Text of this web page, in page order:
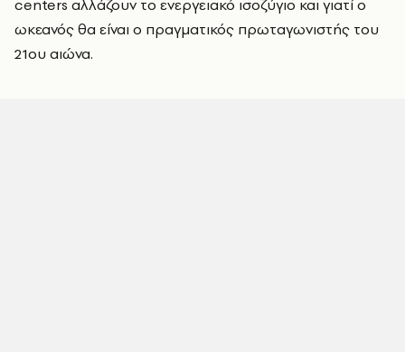
centers αλλάζουν το ενεργειακό ισοζύγιο και γιατί ο
ωκεανός θα είναι ο πραγματικός πρωταγωνιστής του
21ου αιώνα.